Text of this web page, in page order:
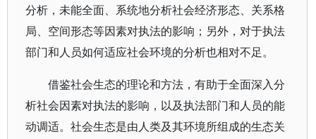
分析，未能全面、系统地分析社会经济形态、关系格
局、空间形态等因素对执法的影响；另外，对于执法
部门和人员如何适应社会环境的分析也相对不足。
借鉴社会生态的理论和方法，有助于全面深入分
析社会因素对执法的影响，以及执法部门和人员的能
动调适。社会生态是由人类及其环境所组成的生态关